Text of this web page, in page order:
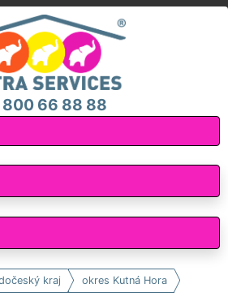
800 66 88 88
kraj okres Kutná Hora